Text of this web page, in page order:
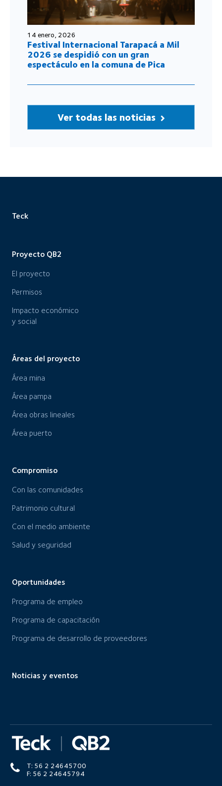
14 enero, 2026
Festival Internacional Tarapacá a Mil
2026 se despidió con un gran
espectáculo en la comuna de Pica
Ver todas las noticias
Teck
Proyecto QB2
El proyecto
Permisos
Impacto económico
y social
Áreas del proyecto
Área mina
Área pampa
Área obras lineales
Área puerto
Compromiso
Con las comunidades
Patrimonio cultural
Con el medio ambiente
Salud y seguridad
Oportunidades
Programa de empleo
Programa de capacitación
Programa de desarrollo de proveedores
Noticias y eventos
T: 56 2 24645700
F: 56 2 24645794